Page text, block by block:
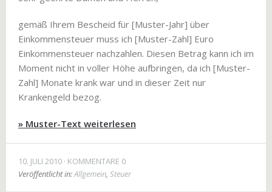
gemäß Ihrem Bescheid für [Muster-Jahr] über
Einkommensteuer muss ich [Muster-Zahl] Euro
Einkommensteuer nachzahlen. Diesen Betrag kann ich im
Moment nicht in voller Höhe aufbringen, da ich [Muster-
Zahl] Monate krank war und in dieser Zeit nur
Krankengeld bezog.
» Muster-Text weiterlesen
10. JULI 2010 KOMMENTARE 0
Veröffentlicht in:Allgemein, Steuer